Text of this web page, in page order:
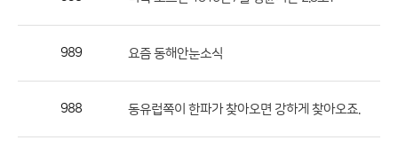
론
989 요즘 동해안눈소식
988 동유럽쪽이 한파가 찾아오면 강하게 찾아오죠.